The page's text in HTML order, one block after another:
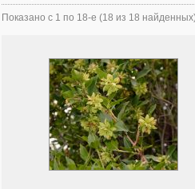
Показано с 1 по 18-е (18 из 18